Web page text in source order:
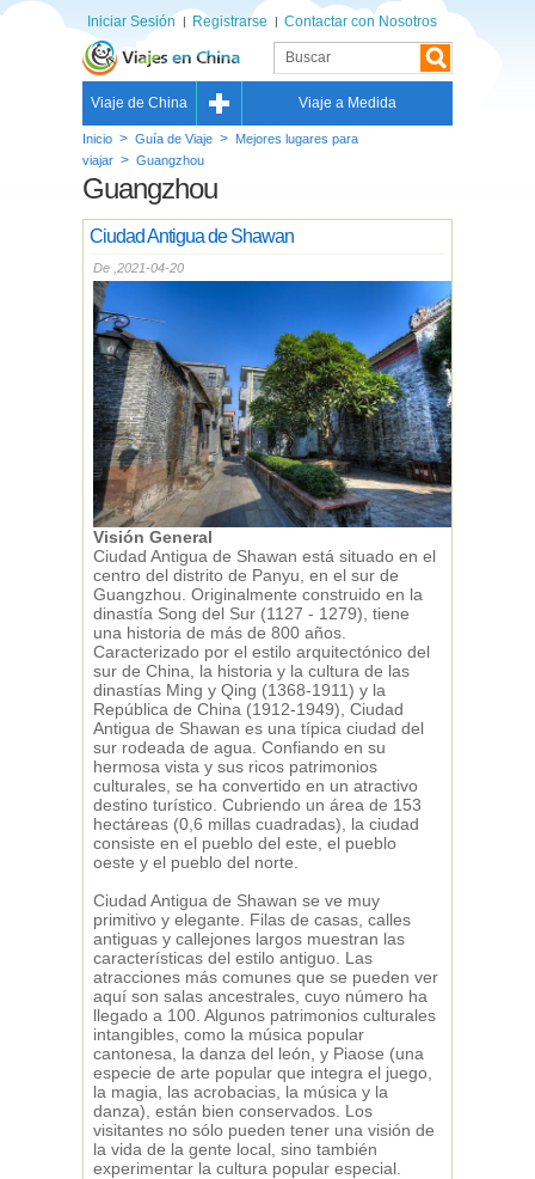
Iniciar Sesión Registrarse Contactar con Nosotros
Viaje de China Viaje a Medida
Inicio > Guía de Viaje > Mejores lugares para
viajar > Guangzhou
Guangzhou
Ciudad Antigua de Shawan
De ,2021-04-20
Visión General
Ciudad Antigua de Shawan está situado en el
centro del distrito de Panyu, en el sur de
Guangzhou. Originalmente construido en la
dinastía Song del Sur (1127 - 1279), tiene
una historia de más de 800 años.
Caracterizado por el estilo arquitectónico del
sur de China, la historia y la cultura de las
dinastías Ming y Qing (1368-1911) y la
República de China (1912-1949), Ciudad
Antigua de Shawan es una típica ciudad del
sur rodeada de agua. Confiando en su
hermosa vista y sus ricos patrimonios
culturales, se ha convertido en un atractivo
destino turístico. Cubriendo un área de 153
hectáreas (0,6 millas cuadradas), la ciudad
consiste en el pueblo del este, el pueblo
oeste y el pueblo del norte.
Ciudad Antigua de Shawan se ve muy
primitivo y elegante. Filas de casas, calles
antiguas y callejones largos muestran las
características del estilo antiguo. Las
atracciones más comunes que se pueden ver
aquí son salas ancestrales, cuyo número ha
llegado a 100. Algunos patrimonios culturales
intangibles, como la música popular
cantonesa, la danza del león, y Piaose (una
especie de arte popular que integra el juego,
la magia, las acrobacias, la música y la
danza), están bien conservados. Los
visitantes no sólo pueden tener una visión de
la vida de la gente local, sino también
experimentar la cultura popular especial.